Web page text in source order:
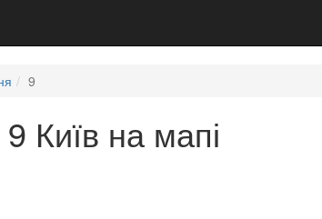
9
Київ на мапі